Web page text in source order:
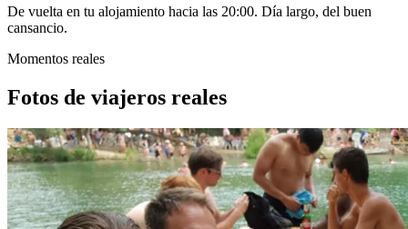
De vuelta en tu alojamiento hacia las 20:00. Día largo, del buen
cansancio.
Momentos reales
Fotos de viajeros reales